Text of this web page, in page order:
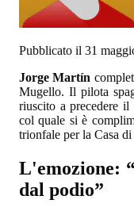
Pubblicato il 31
Jorge Martín
Mugello. Il pilota
riuscito a precedere il
col quale si è
trionfale per la Casa
L'emozione:
dal podio”